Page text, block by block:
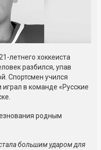
летнего хоккеиста
разбился, упав
Спортсмен учился
в команде «Русские
родным
большим ударом для